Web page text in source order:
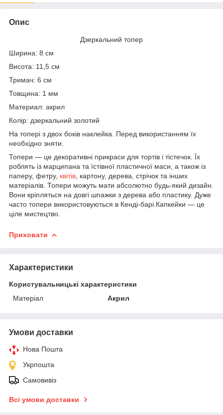
Опис
Дзеркальний топер
Ширина: 8 см
Висота: 11,5 см
Тримач: 6 см
Товщина: 1 мм
Материал: акрил
Колір: дзеркальний золотий
На топері з двох боків наклейка. Перед використанням їх
необхідно зняти.
Топери — це декоративні прикраси для тортів і тістечок. Їх
роблять із марципана та їстівної пластичної маси, а також із
паперу, фетру, квітів , картону, дерева, стрічок та інших
матеріалів. Топери можуть мати абсолютно будь-який дизайн.
Вони кріпляться на довгі шпажки з дерева або пластику. Дуже
часто топери використовуються в Кенді-барі.Капкейки — це
ціле мистецтво.
Приховати
Характеристики
Користувальницькі характеристики
Матеріал
Акрил
Умови доставки
Нова Пошта
Укрпошта
Самовивіз
Всі умови доставки